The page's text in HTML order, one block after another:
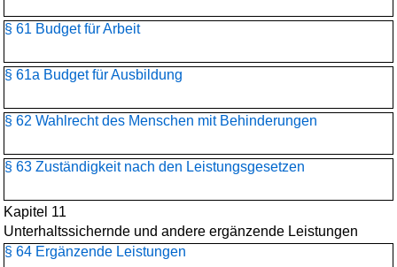
§ 61 Budget für Arbeit
§ 61a Budget für Ausbildung
§ 62 Wahlrecht des Menschen mit Behinderungen
§ 63 Zuständigkeit nach den Leistungsgesetzen
Kapitel 11
Unterhaltssichernde und andere ergänzende Leistungen
§ 64 Ergänzende Leistungen